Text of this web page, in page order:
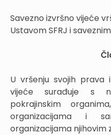
Savezno izvršno vijeće
Ustavom SFRJ i
U vršenju svojih prava
vijeće surađuje s
pokrajinskim
organizacijama i
organizacijama njihovim